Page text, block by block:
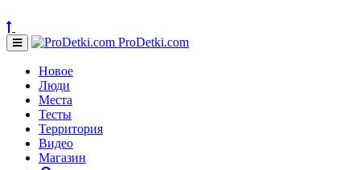
ProDetki.com
Новое
Люди
Места
Тесты
Территория
Видео
Магазин